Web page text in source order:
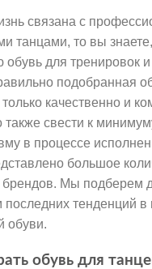
связана с
танцами, то вы
обувь для тренировок
подобранная
качественно и
также свести к
в процессе
большое
брендов. Мы подберем
последних тенденций в
обуви.
обувь для